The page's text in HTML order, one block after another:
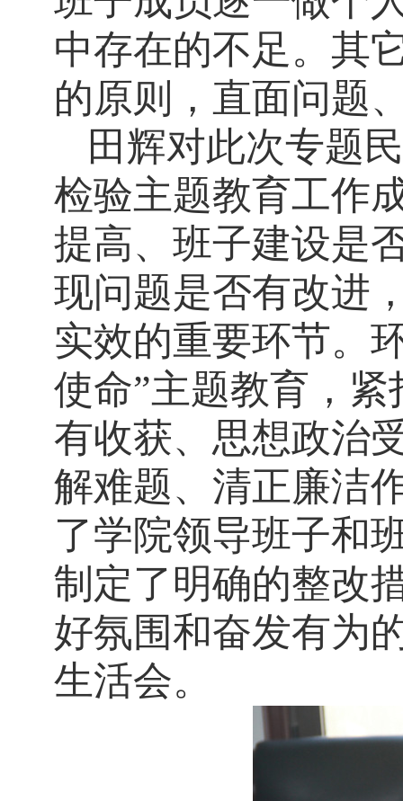
中存在的不足。其
的原则，直面问题
田辉对此次专题
检验主题教育工作
提高、班子建设是
现问题是否有改进
实效的重要环节。
使命”主题教育，
有收获、思想政治
解难题、清正廉洁
了学院领导班子和
制定了明确的整改
好氛围和奋发有为
生活会。